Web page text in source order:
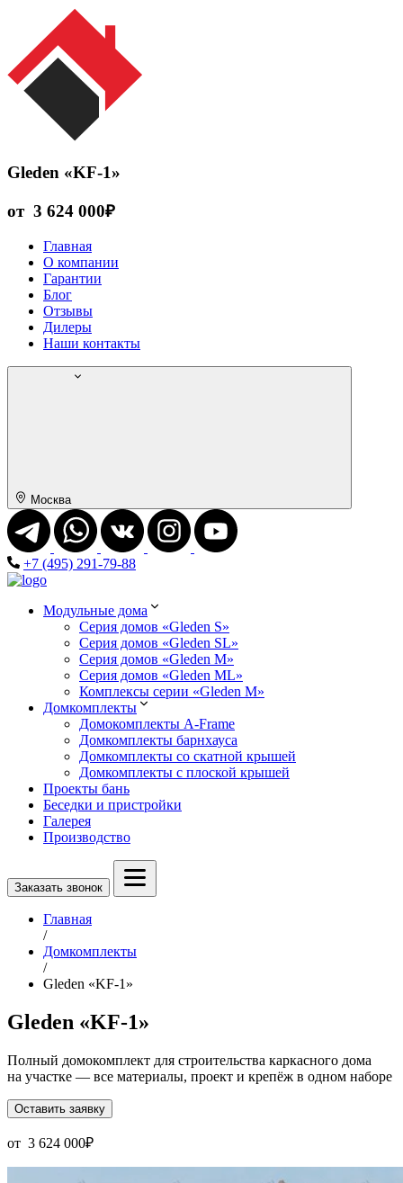
Gleden «KF-1»
от 3 624 000₽
Главная
О компании
Гарантии
Блог
Отзывы
Дилеры
Наши контакты
Москва
+7 (495) 291-79-88
Модульные дома
Серия домов «Gleden S»
Серия домов «Gleden SL»
Серия домов «Gleden M»
Серия домов «Gleden ML»
Комплексы серии «Gleden M»
Домкомплекты
Домокомплекты A-Frame
Домкомплекты барнхауса
Домкомплекты со скатной крышей
Домкомплекты с плоской крышей
Проекты бань
Беседки и пристройки
Галерея
Производство
Заказать звонок
Главная
/
Домкомплекты
/
Gleden «KF-1»
Gleden «KF-1»
Полный домокомплект для строительства каркасного дома
на участке — все материалы, проект и крепёж в одном наборе
Оставить заявку
от 3 624 000₽